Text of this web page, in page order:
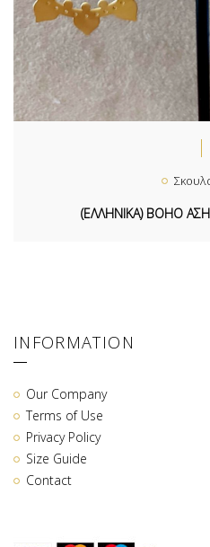
(ΕΛΛΗΝΙΚΑ) BOHO
INFORMATION
Our Company
Terms of Use
Privacy Policy
Size Guide
Contact